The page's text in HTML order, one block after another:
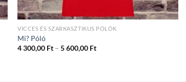
VICCES ÉS SZARKASZTIKUS PÓLÓK
Mi? Póló
4 300,00 Ft – 5 600,00 FtÁrtartomány: